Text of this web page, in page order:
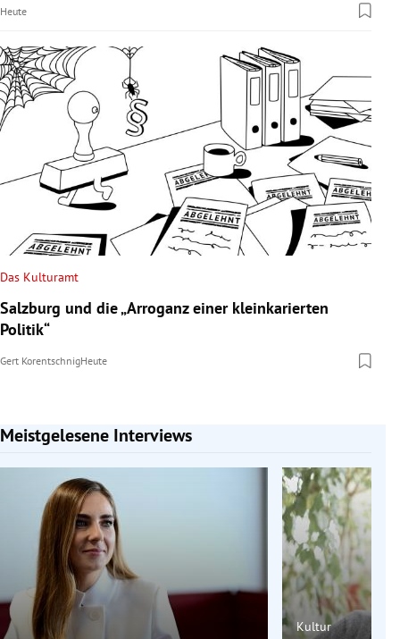
Heute
Das Kulturamt
Salzburg und die „Arroganz einer kleinkarierten
Politik“
Gert KorentschnigHeute
Meistgelesene Interviews
Slide 1 von 7
Kultur